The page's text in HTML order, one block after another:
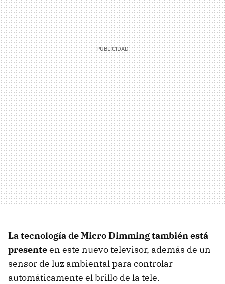
La tecnología de Micro Dimming también está
presenteen este nuevo televisor, además de un
sensor de luz ambiental para controlar
automáticamente el brillo de la tele.